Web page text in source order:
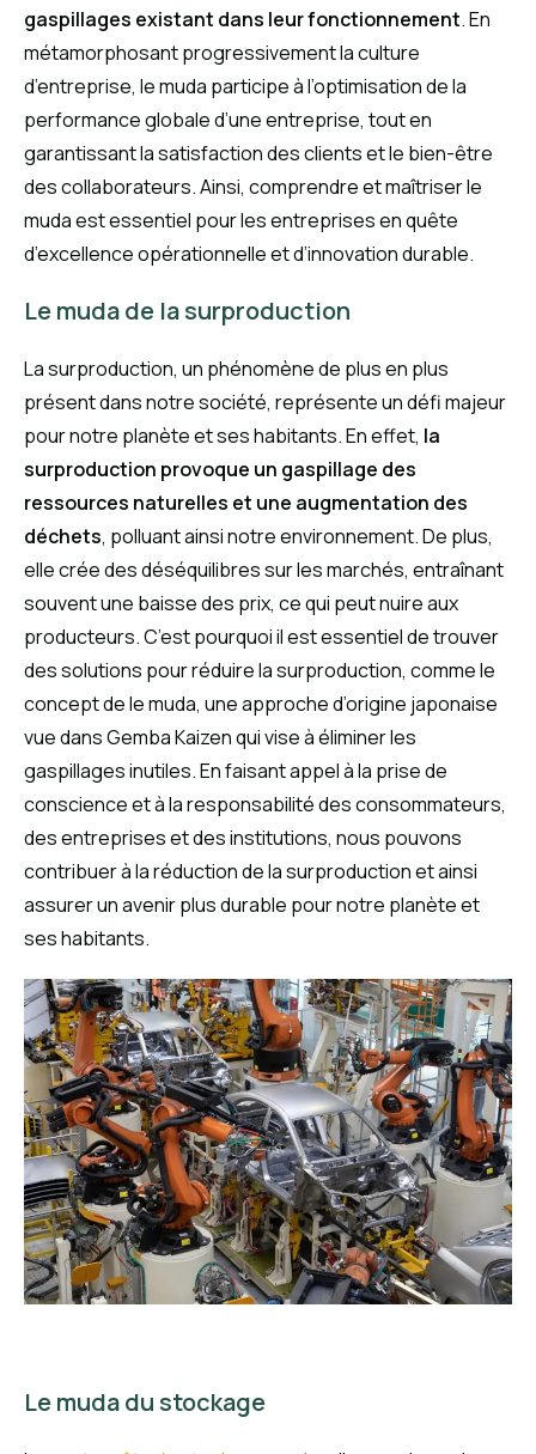
gaspillages existant dans leur fonctionnement. En
métamorphosant progressivement la culture
d’entreprise, le muda participe à l’optimisation de la
performance globale d’une entreprise, tout en
garantissant la satisfaction des clients et le bien-être
des collaborateurs. Ainsi, comprendre et maîtriser le
muda est essentiel pour les entreprises en quête
d’excellence opérationnelle et d’innovation durable.
Le muda de la surproduction
La surproduction, un phénomène de plus en plus
présent dans notre société, représente un défi majeur
pour notre planète et ses habitants. En effet, la
surproduction provoque un gaspillage des
ressources naturelles et une augmentation des
déchets, polluant ainsi notre environnement. De plus,
elle crée des déséquilibres sur les marchés, entraînant
souvent une baisse des prix, ce qui peut nuire aux
producteurs. C’est pourquoi il est essentiel de trouver
des solutions pour réduire la surproduction, comme le
concept de le muda, une approche d’origine japonaise
vue dans Gemba Kaizen qui vise à éliminer les
gaspillages inutiles. En faisant appel à la prise de
conscience et à la responsabilité des consommateurs,
des entreprises et des institutions, nous pouvons
contribuer à la réduction de la surproduction et ainsi
assurer un avenir plus durable pour notre planète et
ses habitants.
Le muda du stockage